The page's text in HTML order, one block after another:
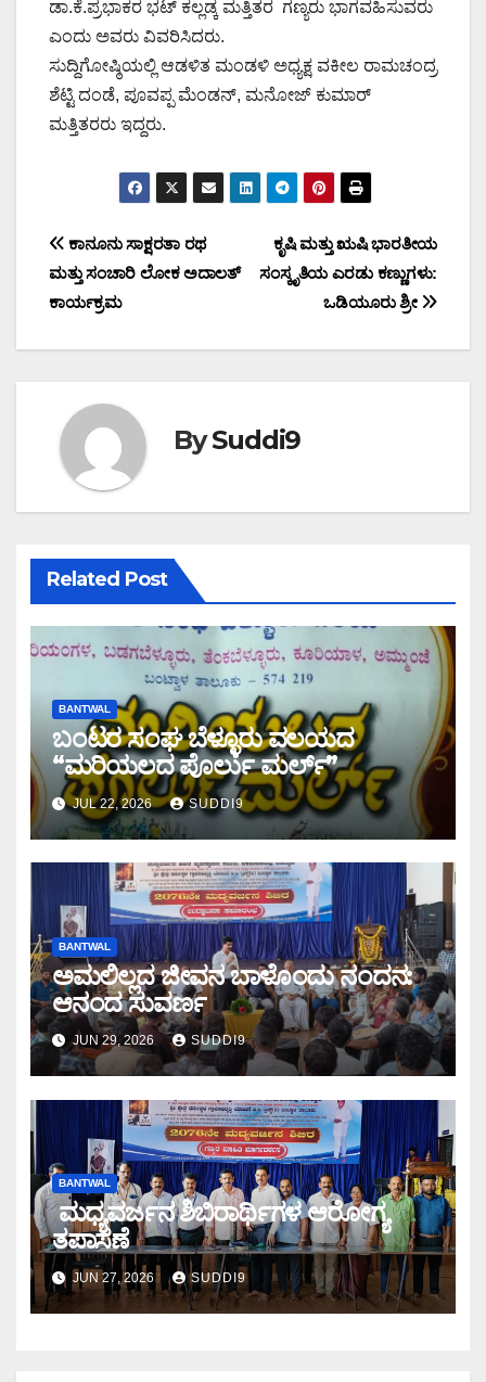
ಡಾ.ಕೆ.ಪ್ರಭಾಕರ ಭಟ್ ಕಲ್ಲಡ್ಕ ಮತ್ತಿತರ ಗಣ್ಯರು ಭಾಗವಹಿಸುವರು
ಎಂದು ಅವರು ವಿವರಿಸಿದರು.
ಸುದ್ದಿಗೋಷ್ಠಿಯಲ್ಲಿ ಆಡಳಿತ ಮಂಡಳಿ ಅಧ್ಯಕ್ಷ ವಕೀಲ ರಾಮಚಂದ್ರ
ಶೆಟ್ಟಿ ದಂಡೆ, ಪೂವಪ್ಪ ಮೆಂಡನ್, ಮನೋಜ್ ಕುಮಾರ್
ಮತ್ತಿತರರು ಇದ್ದರು.
Post
navigation
ಕೃಷಿ ಮತ್ತು ಋಷಿ ಭಾರತೀಯ
ಸಂಸ್ಕೃತಿಯ ಎರಡು ಕಣ್ಣುಗಳು:
ಒಡಿಯೂರು ಶ್ರೀ
ಕಾನೂನು ಸಾಕ್ಷರತಾ ರಥ
ಮತ್ತು ಸಂಚಾರಿ ಲೋಕ ಅದಾಲತ್
ಕಾರ್ಯಕ್ರಮ
BySuddi9
Related Post
BANTWAL
ಬಂಟರ ಸಂಘ ಬೆಳ್ಳೂರು ವಲಯದ
“ಮರಿಯಲದ ಪೊರ್ಲು ಮರ್ಲ್‌”
JUL 22, 2026 SUDDI9
BANTWAL
ಅಮಲಿಲ್ಲದ ಜೀವನ ಬಾಳೊಂದು ನಂದನ:
ಆನಂದ ಸುವರ್ಣ
JUN 29, 2026 SUDDI9
BANTWAL
ಮಧ್ಯವರ್ಜನ ಶಿಬಿರಾರ್ಥಿಗಳ ಆರೋಗ್ಯ
ತಪಾಸಣೆ
JUN 27, 2026 SUDDI9